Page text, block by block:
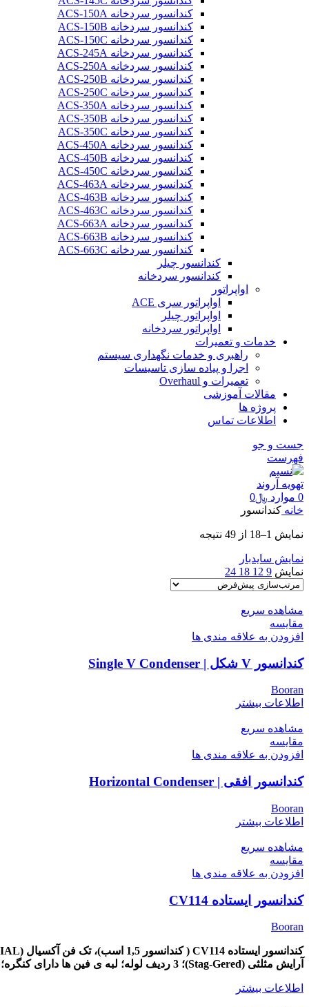
کندانسور سردخانه ACS-150A
کندانسور سردخانه ACS-150B
کندانسور سردخانه ACS-150C
کندانسور سردخانه ACS-245A
کندانسور سردخانه ACS-250A
کندانسور سردخانه ACS-250B
کندانسور سردخانه ACS-250C
کندانسور سردخانه ACS-350A
کندانسور سردخانه ACS-350B
کندانسور سردخانه ACS-350C
کندانسور سردخانه ACS-450A
کندانسور سردخانه ACS-450B
کندانسور سردخانه ACS-450C
کندانسور سردخانه ACS-463A
کندانسور سردخانه ACS-463B
کندانسور سردخانه ACS-463C
کندانسور سردخانه ACS-663A
کندانسور سردخانه ACS-663B
کندانسور سردخانه ACS-663C
کندانسور چیلر
کندانسور سردخانه
اواپراتور
اواپراتور سری ACE
اواپراتور چیلر
اواپراتور سردخانه
خدمات و تعمیرات
راهبری و خدمات نگهداری سیستم
اجرا و پیاده سازی تاسیسات
تعمیرات و Overhaul
مقالات آموزشی
پروژه ها
اطلاعات تماس
جست و جو
فهرست
0 موارد ﷼0
خانه کندانسور
نمایش 1–18 از 49 نتیجه
نمایش سایدبار
نمایش 9
12
18
24
مشاهده سریع
مقایسه
افزودن به علاقه مندی ها
کندانسور V شکل | Single V Condenser
Booran
اطلاعات بیشتر
مشاهده سریع
مقایسه
افزودن به علاقه مندی ها
کندانسور افقی | Horizontal Condenser
Booran
اطلاعات بیشتر
مشاهده سریع
مقایسه
افزودن به علاقه مندی ها
کندانسور ایستاده CV114
Booran
کندانسور ایستاده CV114 ( کندانسور 1,5 اسب)، تک
فن آکسیال (AXIAL)،
آرایش مثلثی (Stag-Gered)؛ 3 ردیف لوله؛ لبه ی فین ها دارای کنگره؛ برای ایجاد گردش هوا آشفته.
اطلاعات بیشتر